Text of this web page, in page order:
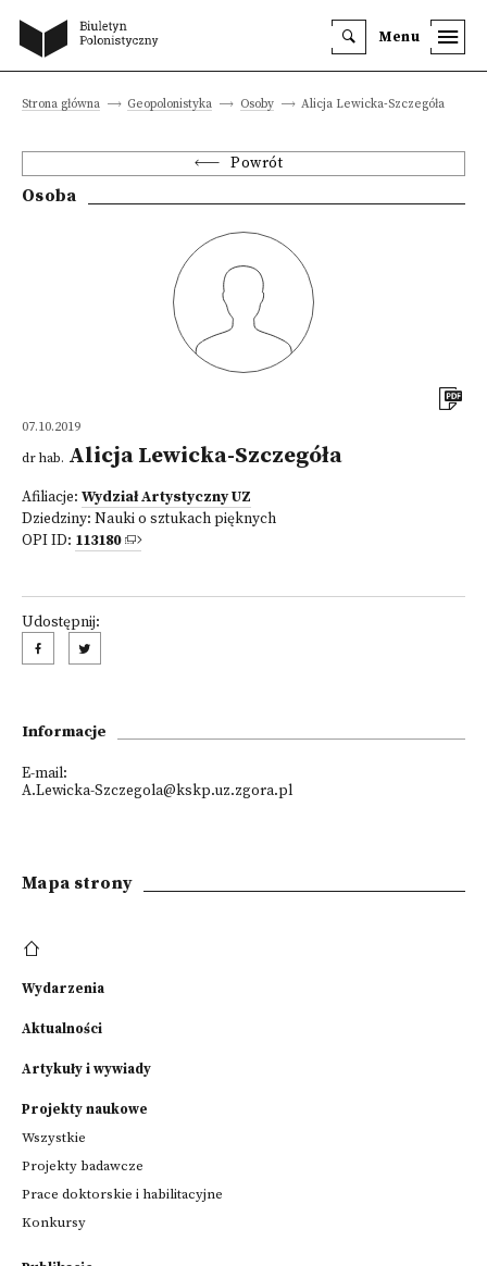
Menu
Strona główna Geopolonistyka Osoby Alicja Lewicka-Szczegóła
Powrót
Osoba
07.10.2019
dr hab. Alicja Lewicka-Szczegóła
Afiliacje: Wydział Artystyczny UZ
Dziedziny: Nauki o sztukach pięknych
OPI ID: 113180
Udostępnij:
Informacje
E-mail:
A.Lewicka-Szczegola@kskp.uz.zgora.pl
Mapa strony
Wydarzenia
Aktualności
Artykuły i wywiady
Projekty naukowe
Wszystkie
Projekty badawcze
Prace doktorskie i habilitacyjne
Konkursy